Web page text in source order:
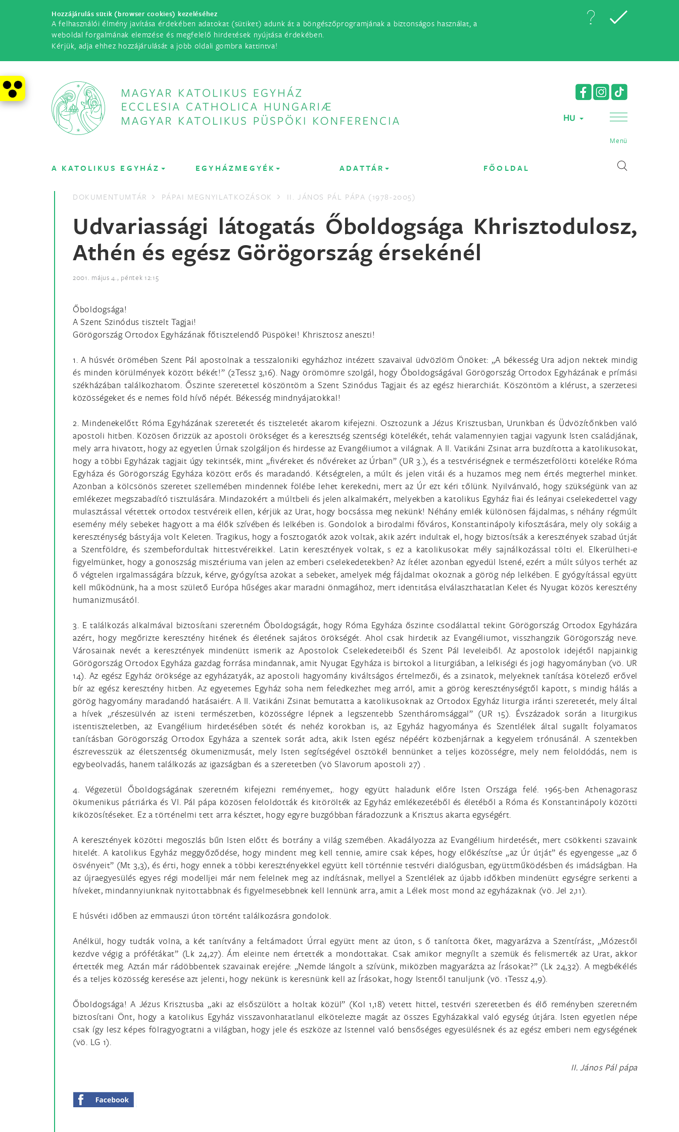
Hozzájárulás sütik (browser cookies) kezeléséhez
A felhasználói élmény javítása érdekében adatokat (sütiket) adunk át a böngészőprogramjának a biztonságos használat, a
weboldal forgalmának elemzése és megfelelő hirdetések nyújtása érdekében.
Kérjük, adja ehhez hozzájárulását a jobb oldali gombra kattintva!
HU
Menü
A KATOLIKUS EGYHÁZ EGYHÁZMEGYÉK ADATTÁR FŐOLDAL
DOKUMENTUMTÁR PÁPAI MEGNYILATKOZÁSOK II. JÁNOS PÁL PÁPA (1978-2005)
Udvariassági látogatás Őboldogsága Khrisztodulosz,
Athén és egész Görögország érsekénél
2001. május 4., péntek 12:15
Őboldogsága!
A Szent Szinódus tisztelt Tagjai!
Görögország Ortodox Egyházának főtisztelendő Püspökei! Khrisztosz aneszti!
1. A húsvét örömében Szent Pál apostolnak a tesszaloniki egyházhoz intézett szavaival üdvözlöm Önöket: „A békesség Ura adjon nektek mindig
és minden körülmények között békét!” (2Tessz 3,16). Nagy örömömre szolgál, hogy Őboldogságával Görögország Ortodox Egyházának e prímási
székházában találkozhatom. Őszinte szeretettel köszöntöm a Szent Szinódus Tagjait és az egész hierarchiát. Köszöntöm a klérust, a szerzetesi
közösségeket és e nemes föld hívő népét. Békesség mindnyájatokkal!
2. Mindenekelőtt Róma Egyházának szeretetét és tiszteletét akarom kifejezni. Osztozunk a Jézus Krisztusban, Urunkban és Üdvözítőnkben való
apostoli hitben. Közösen őrizzük az apostoli örökséget és a keresztség szentségi kötelékét, tehát valamennyien tagjai vagyunk Isten családjának,
mely arra hivatott, hogy az egyetlen Úrnak szolgáljon és hirdesse az Evangéliumot a világnak. A II. Vatikáni Zsinat arra buzdította a katolikusokat,
hogy a többi Egyházak tagjait úgy tekintsék, mint „fivéreket és nővéreket az Úrban” (UR 3.), és a testvériségnek e természetfölötti köteléke Róma
Egyháza és Görögország Egyháza között erős és maradandó. Kétségtelen, a múlt és jelen vitái és a huzamos meg nem értés megterhel minket.
Azonban a kölcsönös szeretet szellemében mindennek fölébe lehet kerekedni, mert az Úr ezt kéri tőlünk. Nyilvánvaló, hogy szükségünk van az
emlékezet megszabadító tisztulására. Mindazokért a múltbeli és jelen alkalmakért, melyekben a katolikus Egyház fiai és leányai cselekedettel vagy
mulasztással vétettek ortodox testvéreik ellen, kérjük az Urat, hogy bocsássa meg nekünk! Néhány emlék különösen fájdalmas, s néhány régmúlt
esemény mély sebeket hagyott a ma élők szívében és lelkében is. Gondolok a birodalmi főváros, Konstantinápoly kifosztására, mely oly sokáig a
kereszténység bástyája volt Keleten. Tragikus, hogy a fosztogatók azok voltak, akik azért indultak el, hogy biztosítsák a keresztények szabad útját
a Szentföldre, és szembefordultak hittestvéreikkel. Latin keresztények voltak, s ez a katolikusokat mély sajnálkozással tölti el. Elkerülheti-e
figyelmünket, hogy a gonoszság misztériuma van jelen az emberi cselekedetekben? Az ítélet azonban egyedül Istené, ezért a múlt súlyos terhét az
ő végtelen irgalmasságára bízzuk, kérve, gyógyítsa azokat a sebeket, amelyek még fájdalmat okoznak a görög nép lelkében. E gyógyítással együtt
kell működnünk, ha a most születő Európa hűséges akar maradni önmagához, mert identitása elválaszthatatlan Kelet és Nyugat közös keresztény
humanizmusától.
3. E találkozás alkalmával biztosítani szeretném Őboldogságát, hogy Róma Egyháza őszinte csodálattal tekint Görögország Ortodox Egyházára
azért, hogy megőrizte keresztény hitének és életének sajátos örökségét. Ahol csak hirdetik az Evangéliumot, visszhangzik Görögország neve.
Városainak nevét a keresztények mindenütt ismerik az Apostolok Cselekedeteiből és Szent Pál leveleiből. Az apostolok idejétől napjainkig
Görögország Ortodox Egyháza gazdag forrása mindannak, amit Nyugat Egyháza is birtokol a liturgiában, a lelkiségi és jogi hagyományban (vö. UR
14). Az egész Egyház öröksége az egyházatyák, az apostoli hagyomány kiváltságos értelmezői, és a zsinatok, melyeknek tanítása kötelező erővel
bír az egész keresztény hitben. Az egyetemes Egyház soha nem feledkezhet meg arról, amit a görög kereszténységtől kapott, s mindig hálás a
görög hagyomány maradandó hatásaiért. A II. Vatikáni Zsinat bemutatta a katolikusoknak az Ortodox Egyház liturgia iránti szeretetét, mely által
a hívek „részesülvén az isteni természetben, közösségre lépnek a legszentebb Szentháromsággal” (UR 15). Évszázadok során a liturgikus
istentiszteletben, az Evangélium hirdetésében sötét és nehéz korokban is, az Egyház hagyománya és Szentlélek által sugallt folyamatos
tanításban Görögország Ortodox Egyháza a szentek sorát adta, akik Isten egész népéért közbenjárnak a kegyelem trónusánál. A szentekben
észrevesszük az életszentség ökumenizmusát, mely Isten segítségével ösztökél bennünket a teljes közösségre, mely nem feloldódás, nem is
egybeolvadás, hanem találkozás az igazságban és a szeretetben (vö Slavorum apostoli 27) .
4. Végezetül Őboldogságának szeretném kifejezni reményemet,. hogy együtt haladunk előre Isten Országa felé. 1965-ben Athenagorasz
ökumenikus pátriárka és VI. Pál pápa közösen feloldották és kitörölték az Egyház emlékezetéből és életéből a Róma és Konstantinápoly közötti
kiközösítéseket. Ez a történelmi tett arra késztet, hogy egyre buzgóbban fáradozzunk a Krisztus akarta egységért.
A keresztények közötti megoszlás bűn Isten előtt és botrány a világ szemében. Akadályozza az Evangélium hirdetését, mert csökkenti szavaink
hitelét. A katolikus Egyház meggyőződése, hogy mindent meg kell tennie, amire csak képes, hogy előkészítse „az Úr útját” és egyengesse „az ő
ösvényeit” (Mt 3,3), és érti, hogy ennek a többi keresztényekkel együtt kell történnie testvéri dialógusban, együttműködésben és imádságban. Ha
az újraegyesülés egyes régi modelljei már nem felelnek meg az indításnak, mellyel a Szentlélek az újabb időkben mindenütt egységre serkenti a
híveket, mindannyiunknak nyitottabbnak és figyelmesebbnek kell lennünk arra, amit a Lélek most mond az egyházaknak (vö. Jel 2,11).
E húsvéti időben az emmauszi úton történt találkozásra gondolok.
Anélkül, hogy tudták volna, a két tanítvány a feltámadott Úrral együtt ment az úton, s ő tanította őket, magyarázva a Szentírást, „Mózestől
kezdve végig a prófétákat” (Lk 24,27). Ám eleinte nem értették a mondottakat. Csak amikor megnyílt a szemük és felismerték az Urat, akkor
értették meg. Aztán már rádöbbentek szavainak erejére: „Nemde lángolt a szívünk, miközben magyarázta az Írásokat?” (Lk 24,32). A megbékélés
és a teljes közösség keresése azt jelenti, hogy nekünk is keresnünk kell az Írásokat, hogy Istentől tanuljunk (vö. 1Tessz 4,9).
Őboldogsága! A Jézus Krisztusba „aki az elsőszülött a holtak közül” (Kol 1,18) vetett hittel, testvéri szeretetben és élő reményben szeretném
biztosítani Önt, hogy a katolikus Egyház visszavonhatatlanul elkötelezte magát az összes Egyházakkal való egység útjára. Isten egyetlen népe
csak így lesz képes fölragyogtatni a világban, hogy jele és eszköze az Istennel való bensőséges egyesülésnek és az egész emberi nem egységének
(vö. LG 1).
II. János Pál pápa